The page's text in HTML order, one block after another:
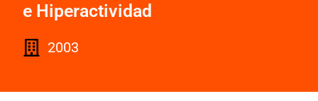
e Hiperactividad
2003